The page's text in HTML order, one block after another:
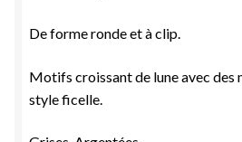
De forme ronde et à clip.
Motifs croissant de lune avec des
style ficelle.